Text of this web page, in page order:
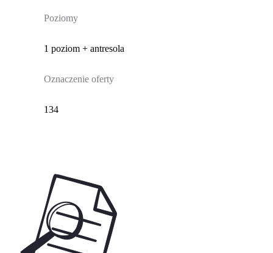
Poziomy
1 poziom + antresola
Oznaczenie oferty
134